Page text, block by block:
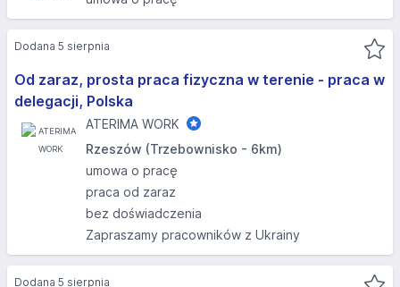
Od zaraz, prosta praca fizyczna w terenie - praca w
delegacji, Polska
ATERIMA WORK
Rzeszów (Trzebownisko - 6km)
umowa o pracę
praca od zaraz
bez doświadczenia
Zapraszamy pracowników z Ukrainy
Dodana 5 sierpnia
Dodana 5 sierpnia